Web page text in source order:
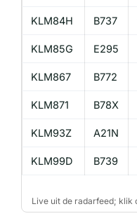
KLM84H B737
KLM85G E295
KLM867 B772
KLM871 B78X
KLM93Z A21N
KLM99D B739
Live uit de radarfeed; klik